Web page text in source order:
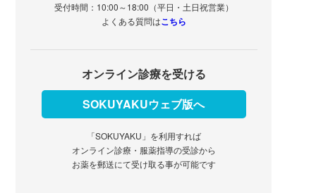
受付時間：10:00～18:00（平日・土日祝営業）
よくある質問はこちら
オンライン診療を受ける
SOKUYAKUウェブ版へ
「SOKUYAKU」を利用すれば
オンライン診療・服薬指導の受診から
お薬を郵送にて受け取る事が可能です